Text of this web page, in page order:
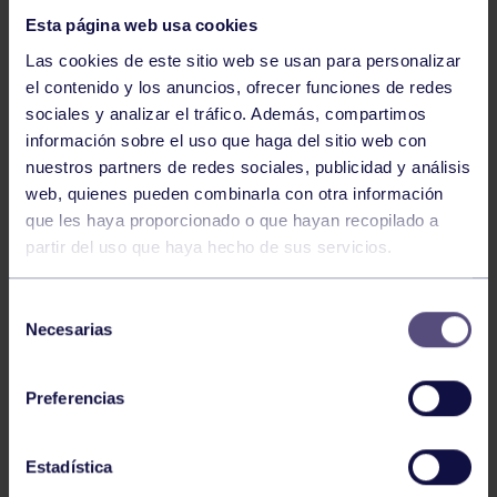
Esta página web usa cookies
Las cookies de este sitio web se usan para personalizar
el contenido y los anuncios, ofrecer funciones de redes
sociales y analizar el tráfico. Además, compartimos
información sobre el uso que haga del sitio web con
nuestros partners de redes sociales, publicidad y análisis
web, quienes pueden combinarla con otra información
que les haya proporcionado o que hayan recopilado a
partir del uso que haya hecho de sus servicios.
Necesarias
Preferencias
Estadística
Hockey 28 Jul 2026
ÓSCAR PALOMERO, RUMBO AL
MUNDIAL
Hockey